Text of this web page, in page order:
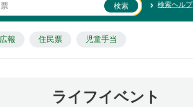
検索ヘルプ
広報 住民票 児童手当
ライフイベント